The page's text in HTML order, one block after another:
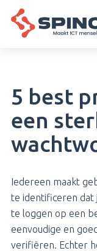
5 best
een
Iedereen maakt
te identificeren dat
te loggen op een
eenvoudige en
verifiëren. Echter